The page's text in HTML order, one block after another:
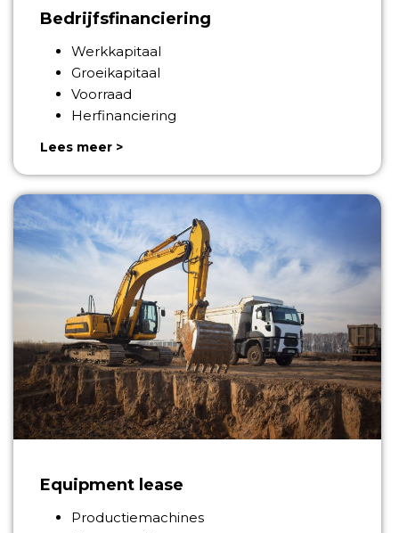
Bedrijfsfinanciering
Werkkapitaal
Groeikapitaal
Voorraad
Herfinanciering
Lees meer >
Equipment lease
Productiemachines